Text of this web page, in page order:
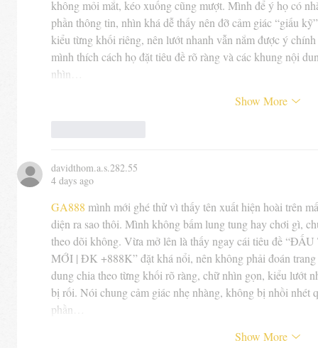
không mỏi mắt, kéo xuống cũng mượt. Mình để ý họ có
phần thông tin, nhìn khá dễ thấy nên đỡ cảm giác “giấu
kiểu từng khối riêng, nên lướt nhanh vẫn nắm được ý
mình thích cách họ đặt tiêu đề rõ ràng và các khung nội
nhìn…
Show More
davidthom.a.s.282.55
4 days ago
GA888 mình mới ghé thử vì thấy tên xuất hiện hoài trên
diện ra sao thôi. Mình không bấm lung tung hay chơi gì,
theo dõi không. Vừa mở lên là thấy ngay cái tiêu đề
MỚI | ĐK +888K” đặt khá nổi, nên không phải đoán
dung chia theo từng khối rõ ràng, chữ nhìn gọn, kiểu lướt
bị rối. Nói chung cảm giác nhẹ nhàng, không bị nhồi nhét
phần…
Show More